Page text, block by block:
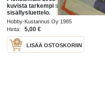
kuvista tarkempi sisältö ja
sisällysluettelo.
Hobby-Kustannus Oy 1985
Hinta:
5,00 €
LISÄÄ OSTOSKORIIN